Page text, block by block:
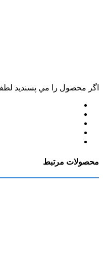
اگر محصول را مي پسنديد لطفا
محصولات مرتبط